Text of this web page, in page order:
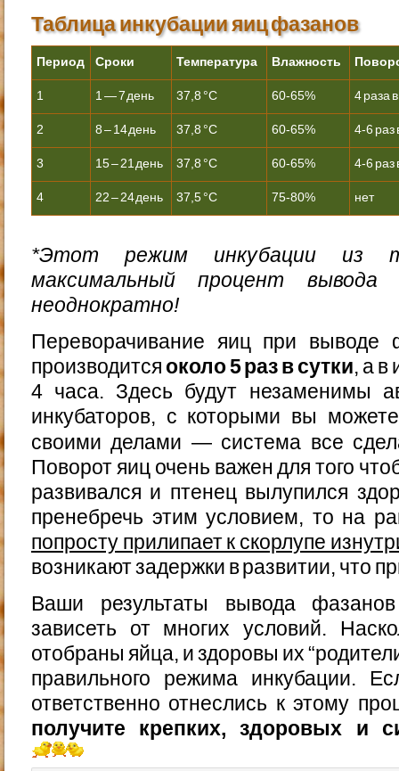
Таблица инкубации яиц фазанов
Период Сроки Температура Влажность
1 1 — 7 день 37,8 °С 60-65% 4 раза
2 8 – 14 день 37,8 °С 60-65% 4-6 раз
3 15 – 21 день 37,8 °С 60-65% 4-6 раз
4 22 – 24 день 37,5 °С 75-80% нет
*Этот режим инкубации из
максимальный процент вывода
неоднократно!
Переворачивание яиц при выводе
производится около 5 раз в сутки, а
4 часа. Здесь будут незаменимы
инкубаторов, с которыми вы
своими делами — система все
Поворот яиц очень важен для того
развивался и птенец вылупился
пренебречь этим условием, то на
попросту прилипает к скорлупе
возникают задержки в развитии, что
Ваши результаты вывода
зависеть от многих условий.
отобраны яйца, и здоровы их
правильного режима инкубации.
ответственно отнеслись к этому
получите крепких, здоровых и